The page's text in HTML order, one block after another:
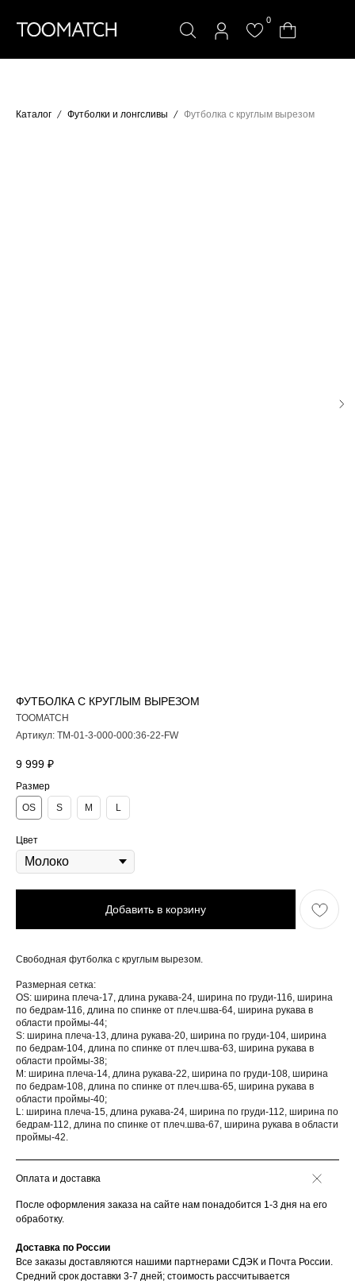
Каталог Футболки и лонгсливы Футболка с круглым вырезом
ФУТБОЛКА С КРУГЛЫМ ВЫРЕЗОМ
TOOMATCH
Артикул: TM-01-3-000-000:36-22-FW
9 999 ₽
Размер
OS
S M L
Цвет
Добавить в корзину
Свободная футболка с круглым вырезом.
Размерная сетка:
OS: ширина плеча-17, длина рукава-24, ширина по груди-116, ширина
по бедрам-116, длина по спинке от плеч.шва-64, ширина рукава в
области проймы-44;
S: ширина плеча-13, длина рукава-20, ширина по груди-104, ширина
по бедрам-104, длина по спинке от плеч.шва-63, ширина рукава в
области проймы-38;
M: ширина плеча-14, длина рукава-22, ширина по груди-108, ширина
по бедрам-108, длина по спинке от плеч.шва-65, ширина рукава в
области проймы-40;
L: ширина плеча-15, длина рукава-24, ширина по груди-112, ширина по
бедрам-112, длина по спинке от плеч.шва-67, ширина рукава в области
проймы-42.
Оплата и доставка
После оформления заказа на сайте нам понадобится 1-3 дня на его
обработку.
Доставка по России
Все заказы доставляются нашими партнерами СДЭК и Почта России.
Средний срок доставки 3-7 дней; стоимость рассчитывается